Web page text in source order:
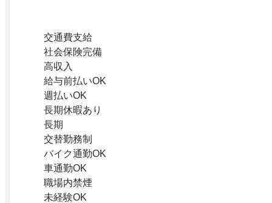
交通費支給
社会保険完備
高収入
給与前払いOK
週払いOK
長期休暇あり
長期
交替勤務制
バイク通勤OK
車通勤OK
職場内禁煙
未経験OK